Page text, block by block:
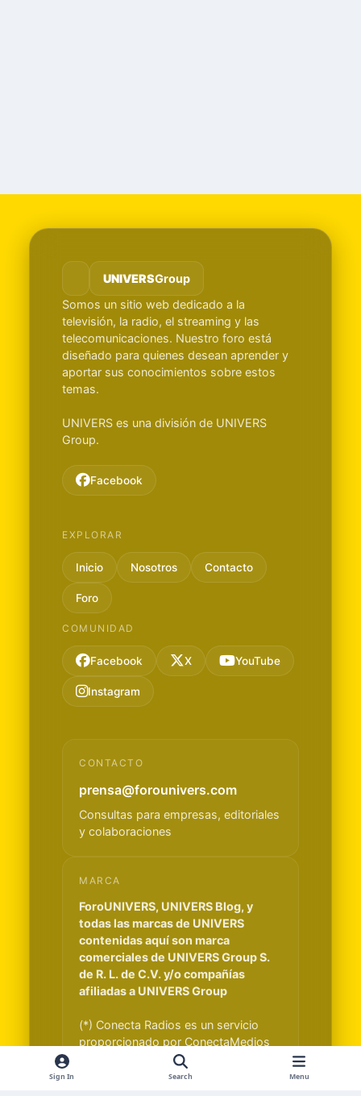
UNIVERSGroup
Somos un sitio web dedicado a la
televisión, la radio, el streaming y las
telecomunicaciones. Nuestro foro está
diseñado para quienes desean aprender y
aportar sus conocimientos sobre estos
temas.
UNIVERS es una división de UNIVERS
Group.
Facebook
EXPLORAR
Inicio Nosotros Contacto
Foro
COMUNIDAD
Facebook X YouTube
Instagram
CONTACTO
prensa@forounivers.com
Consultas para empresas, editoriales
y colaboraciones
MARCA
ForoUNIVERS, UNIVERS Blog, y
todas las marcas de UNIVERS
contenidas aquí son marca
comerciales de UNIVERS Group S.
de R. L. de C.V. y/o compañías
afiliadas a UNIVERS Group
(*) Conecta Radios es un servicio
proporcionado por ConectaMedios
S.A. y es independiente de UNIVERS
Group S. de R. L. de C.V.
Sign In Search Menu